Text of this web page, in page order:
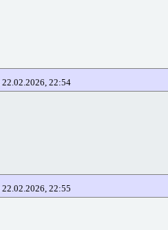
22.02.2026, 22:54
22.02.2026, 22:55